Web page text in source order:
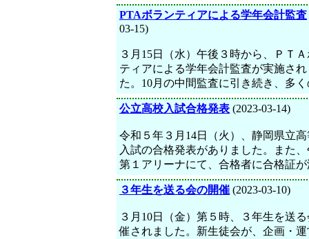
PTAボランティアによる学年会計監査
03-15)
３月15日（水）午後３時から、ＰＴ
ティアによる学年会計監査が実施さ
た。10月の中間監査に引き続き、多
公立高校入試合格発表 (2023-03-14)
令和５年３月14日（火）、静岡県立
入試の合格発表がありました。また
第１アリーナにて、合格者に合格証
３年生を送る会の開催 (2023-03-10)
３月10日（金）第５時、３年生を送
催されました。新生徒会が、企画・